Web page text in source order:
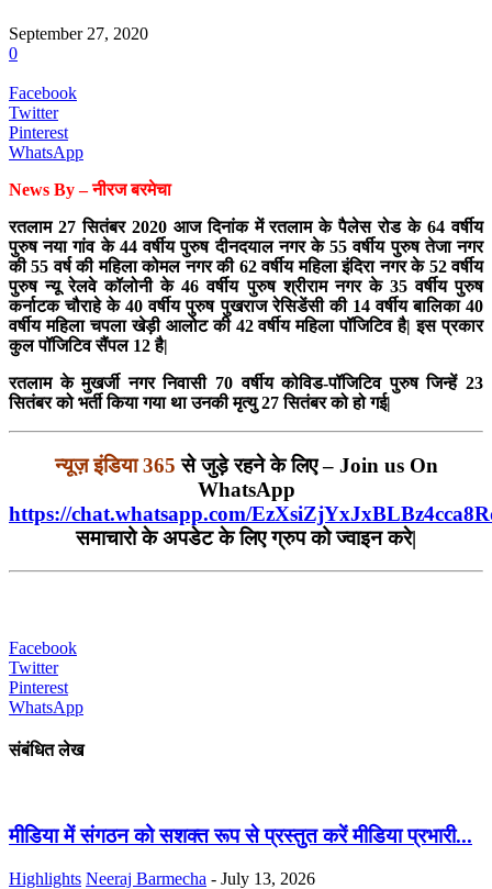
September 27, 2020
0
Facebook
Twitter
Pinterest
WhatsApp
News By – नीरज बरमेचा
रतलाम 27 सितंबर 2020 आज दिनांक में रतलाम के पैलेस रोड के 64 वर्षीय
पुरुष नया गांव के 44 वर्षीय पुरुष दीनदयाल नगर के 55 वर्षीय पुरुष तेजा नगर
की 55 वर्ष की महिला कोमल नगर की 62 वर्षीय महिला इंदिरा नगर के 52 वर्षीय
पुरुष न्यू रेलवे कॉलोनी के 46 वर्षीय पुरुष श्रीराम नगर के 35 वर्षीय पुरुष
कर्नाटक चौराहे के 40 वर्षीय पुरुष पुखराज रेसिडेंसी की 14 वर्षीय बालिका 40
वर्षीय महिला चपला खेड़ी आलोट की 42 वर्षीय महिला पॉजिटिव है| इस प्रकार
कुल पॉजिटिव सैंपल 12 है|
रतलाम के मुखर्जी नगर निवासी 70 वर्षीय कोविड-पॉजिटिव पुरुष जिन्हें 23
सितंबर को भर्ती किया गया था उनकी मृत्यु 27 सितंबर को हो गई|
न्यूज़ इंडिया 365 से जुड़े रहने के लिए – Join us On
WhatsApp
https://chat.whatsapp.com/
समाचारो के अपडेट के लिए ग्रुप को ज्वाइन करे|
Facebook
Twitter
Pinterest
WhatsApp
संबंधित लेख
मीडिया में संगठन को सशक्त रूप से प्रस्तुत करें मीडिया प्रभारी...
Highlights Neeraj Barmecha - July 13, 2026